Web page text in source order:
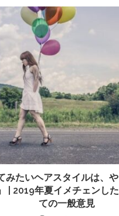
みたいヘアスタイルは、
| 2019年夏イメチェンし
ての一般意見